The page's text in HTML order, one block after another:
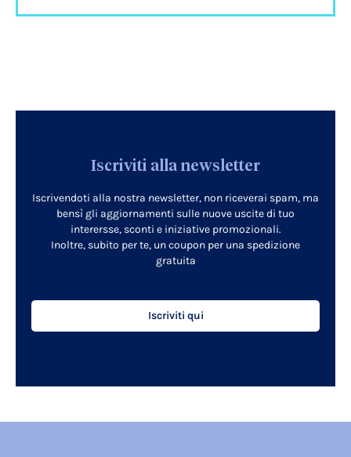
Iscriviti alla newsletter
Iscrivendoti alla nostra newsletter, non riceverai spam, ma
bensì gli aggiornamenti sulle nuove uscite di tuo
interersse, sconti e iniziative promozionali.
Inoltre, subito per te, un coupon per una spedizione
gratuita
Iscriviti qui